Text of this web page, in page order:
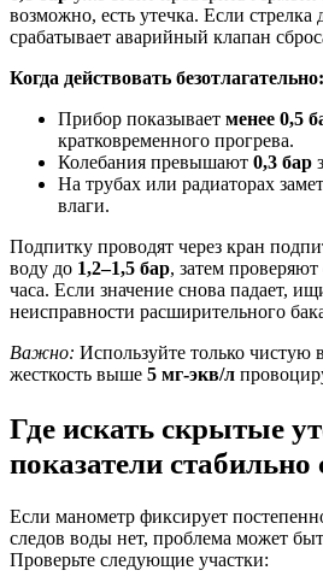
возможно, есть утечка. Если стрелка
срабатывает аварийный клапан
Когда действовать безотлагательно:
Прибор показывает менее 0,5
кратковременного прогрева.
Колебания превышают 0,3 бар
На трубах или радиаторах
влаги.
Подпитку проводят через кран
воду до 1,2–1,5 бар, затем проверяют
часа. Если значение снова падает,
неисправности расширительного
Важно: Используйте только чистую
жесткость выше 5 мг-экв/л
Где искать скрытые
показатели
Если манометр фиксирует
следов воды нет, проблема может
Проверьте следующие участки: